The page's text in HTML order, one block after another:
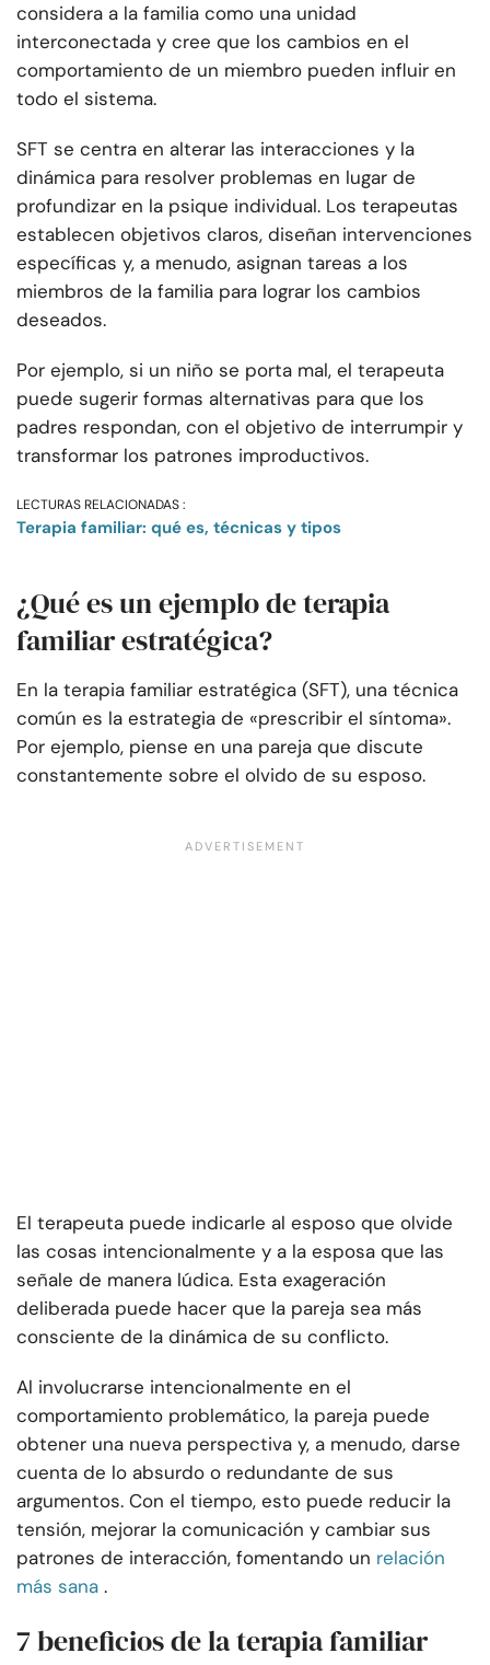
considera a la familia como una unidad
interconectada y cree que los cambios en el
comportamiento de un miembro pueden influir en
todo el sistema.
SFT se centra en alterar las interacciones y la
dinámica para resolver problemas en lugar de
profundizar en la psique individual. Los terapeutas
establecen objetivos claros, diseñan intervenciones
específicas y, a menudo, asignan tareas a los
miembros de la familia para lograr los cambios
deseados.
Por ejemplo, si un niño se porta mal, el terapeuta
puede sugerir formas alternativas para que los
padres respondan, con el objetivo de interrumpir y
transformar los patrones improductivos.
LECTURAS RELACIONADAS :
Terapia familiar: qué es, técnicas y tipos
¿Qué es un ejemplo de terapia
familiar estratégica?
En la terapia familiar estratégica (SFT), una técnica
común es la estrategia de «prescribir el síntoma».
Por ejemplo, piense en una pareja que discute
constantemente sobre el olvido de su esposo.
El terapeuta puede indicarle al esposo que olvide
las cosas intencionalmente y a la esposa que las
señale de manera lúdica. Esta exageración
deliberada puede hacer que la pareja sea más
consciente de la dinámica de su conflicto.
Al involucrarse intencionalmente en el
comportamiento problemático, la pareja puede
obtener una nueva perspectiva y, a menudo, darse
cuenta de lo absurdo o redundante de sus
argumentos. Con el tiempo, esto puede reducir la
tensión, mejorar la comunicación y cambiar sus
patrones de interacción, fomentando un relación
más sana .
7 beneficios de la terapia familiar